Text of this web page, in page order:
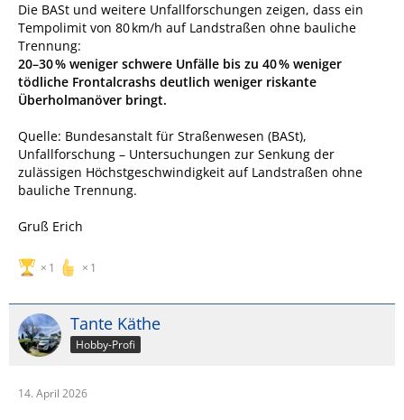
Die BASt und weitere Unfallforschungen zeigen, dass ein
Tempolimit von 80 km/h auf Landstraßen ohne bauliche
Trennung:
20–30 % weniger schwere Unfälle bis zu 40 % weniger
tödliche Frontalcrashs deutlich weniger riskante
Überholmanöver bringt.
Quelle: Bundesanstalt für Straßenwesen (BASt),
Unfallforschung – Untersuchungen zur Senkung der
zulässigen Höchstgeschwindigkeit auf Landstraßen ohne
bauliche Trennung.
Gruß Erich
1 1
Tante Käthe
Hobby-Profi
14. April 2026